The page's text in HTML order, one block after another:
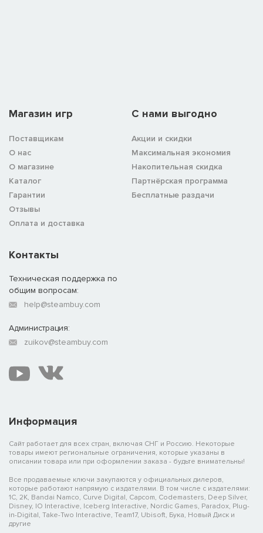
Магазин игр
Поставщикам
О нас
О магазине
Каталог
Гарантии
Отзывы
Оплата и доставка
C нами выгодно
Акции и скидки
Максимальная экономия
Накопительная скидка
Партнёрская программа
Бесплатные раздачи
Информация
Сайт работает для всех стран, включая СНГ и Россию. Некоторые
товары имеют региональные ограничения, которые указаны в
описании товара или при оформлении заказа - будьте внимательны!
Все продаваемые ключи закупаются у официальных дилеров,
которые работают напрямую с издателями. В том числе с издателями:
1C, 2K, Bandai Namco, Curve Digital, Capcom, Codemasters, Deep Silver,
Disney, IO Interactive, Iceberg Interactive, Nordic Games, Paradox, Plug-
in-Digital, Take-Two Interactive, Team17, Ubisoft, Бука, Новый Диск и
другие
Контакты
Техническая поддержка по
общим вопросам:
help@steambuy.com
Администрация:
zuikov@steambuy.com